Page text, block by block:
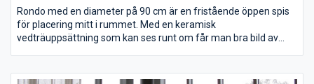
Rondo med en diameter på 90 cm är en fristående öppen spis
för placering mitt i rummet. Med en keramisk
vedträuppsättning som kan ses runt om får man bra bild av
Dem öppna spisen Rondo levereras i standardfärgerna svart